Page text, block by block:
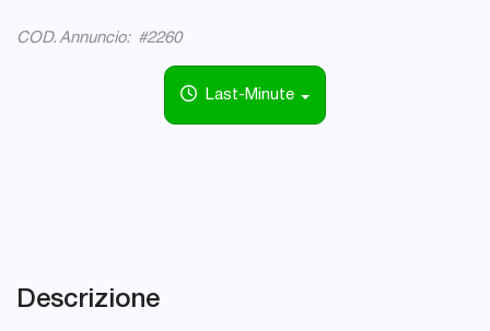
COD. Annuncio: #2260
Last-Minute
Descrizione